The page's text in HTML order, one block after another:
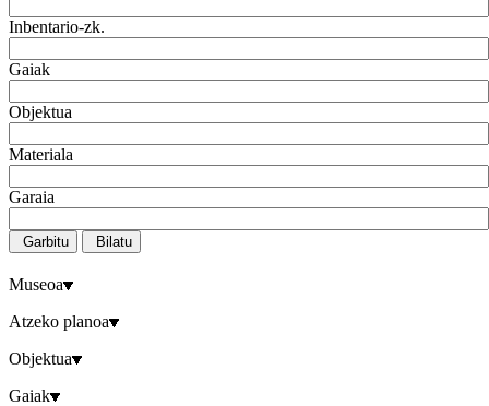
Inbentario-zk.
Gaiak
Objektua
Materiala
Garaia
Garbitu Bilatu
Museoa
Atzeko planoa
Objektua
Gaiak